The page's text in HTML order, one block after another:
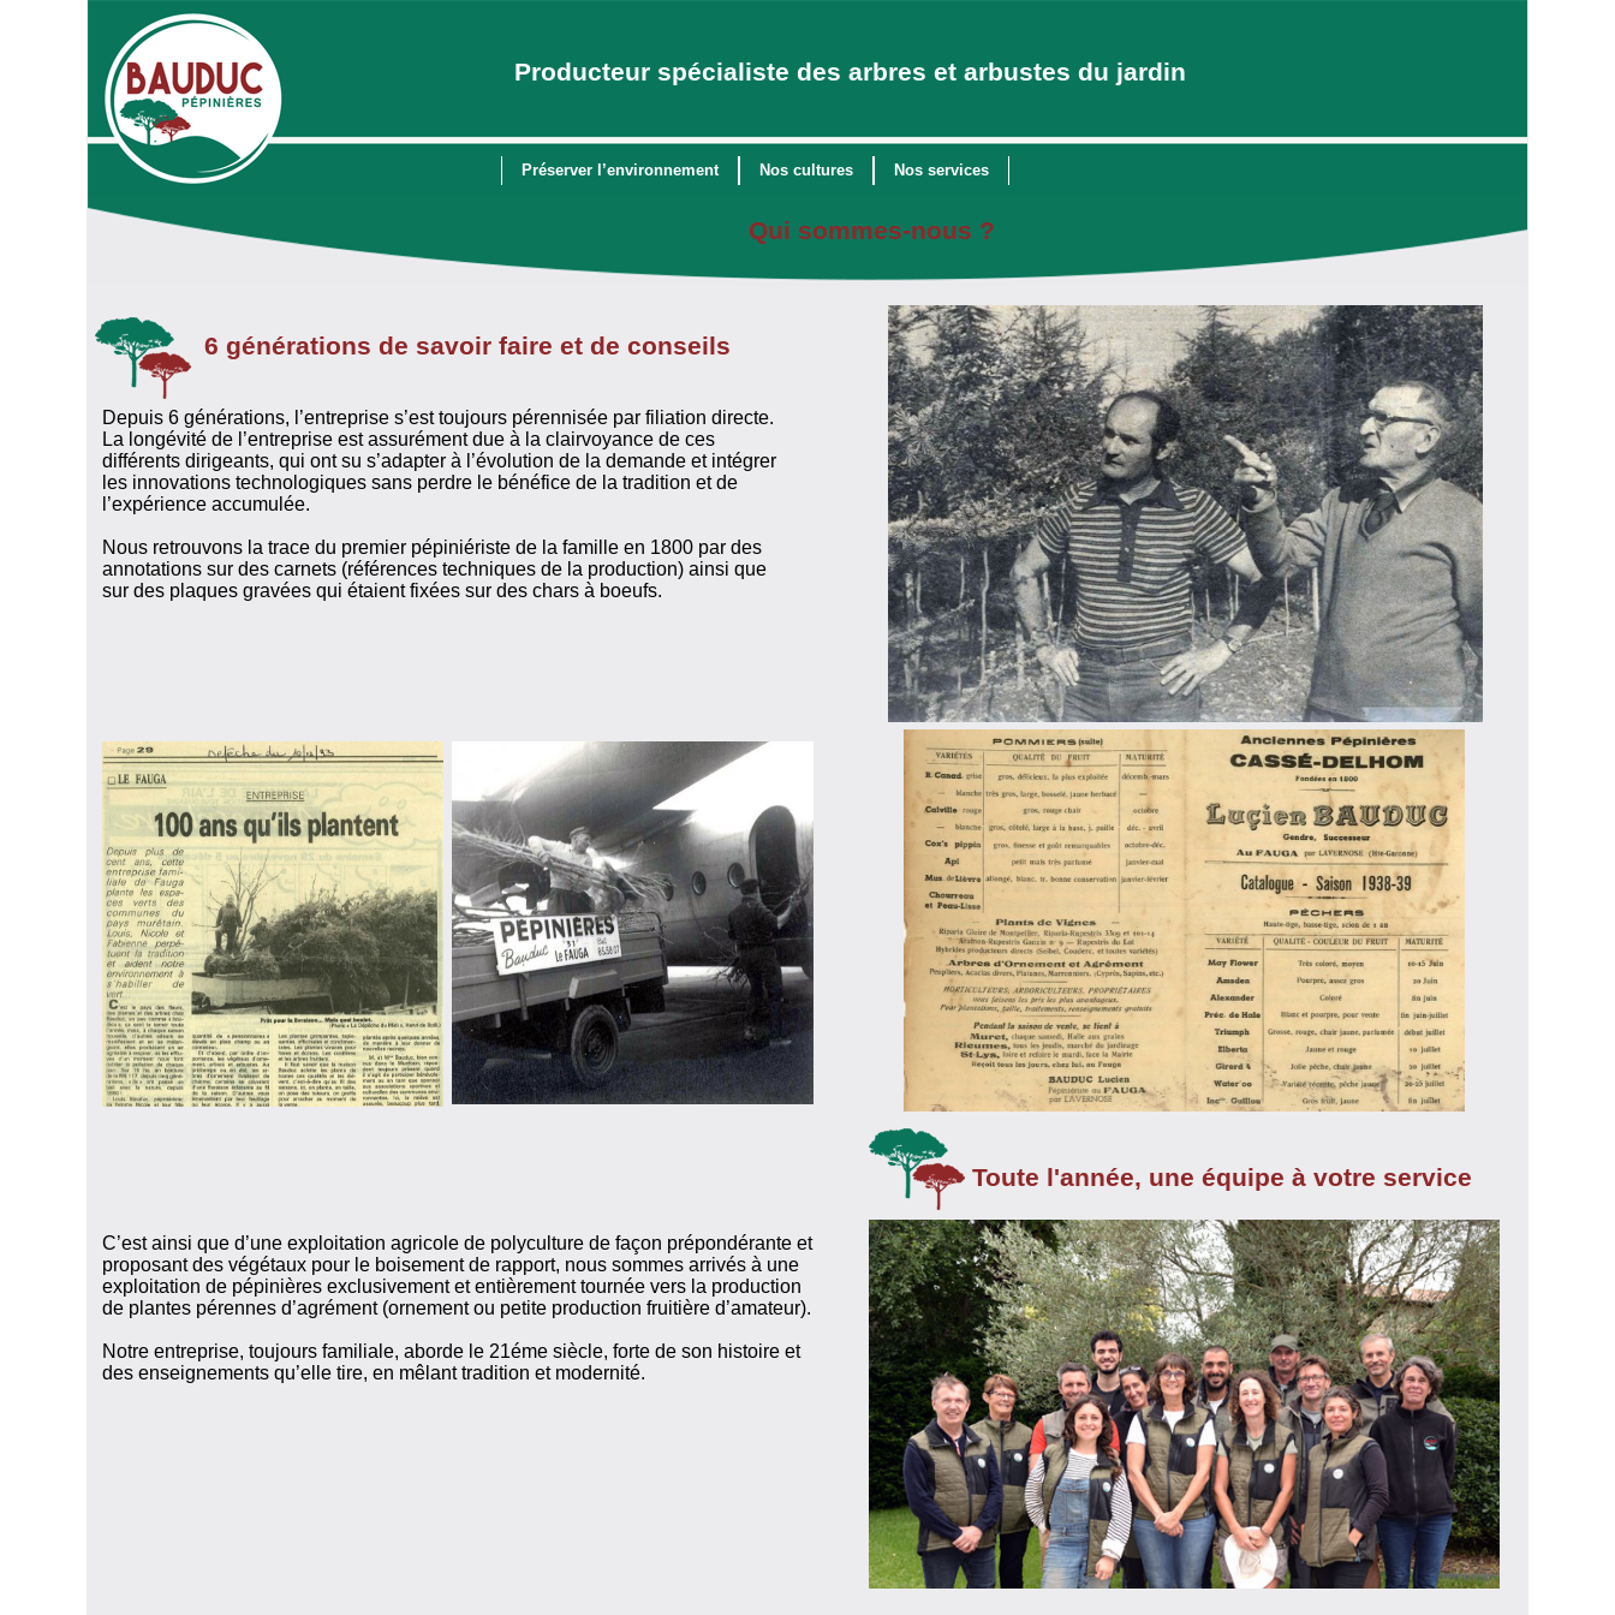
6 générations de savoir faire et de conseils
Depuis 6 générations, l’entreprise s’est toujours pérennisée par filiation directe.
La longévité de l’entreprise est assurément due à la clairvoyance de ces
différents dirigeants, qui ont su s’adapter à l’évolution de la demande et intégrer
les innovations technologiques sans perdre le bénéfice de la tradition et de
l’expérience accumulée.
Nous retrouvons la trace du premier pépiniériste de la famille en 1800 par des
annotations sur des carnets (références techniques de la production) ainsi que
sur des plaques gravées qui étaient fixées sur des chars à boeufs.
Toute l'année, une équipe à votre service
C’est ainsi que d’une exploitation agricole de polyculture de façon prépondérante et
proposant des végétaux pour le boisement de rapport, nous sommes arrivés à une
exploitation de pépinières exclusivement et entièrement tournée vers la production
de plantes pérennes d’agrément (ornement ou petite production fruitière d’amateur).
Notre entreprise, toujours familiale, aborde le 21éme siècle, forte de son histoire et
des enseignements qu’elle tire, en mêlant tradition et modernité.
Producteur spécialiste des arbres et arbustes du jardin
Qui sommes-nous ?
Préserver l’environnement Nos cultures Nos services